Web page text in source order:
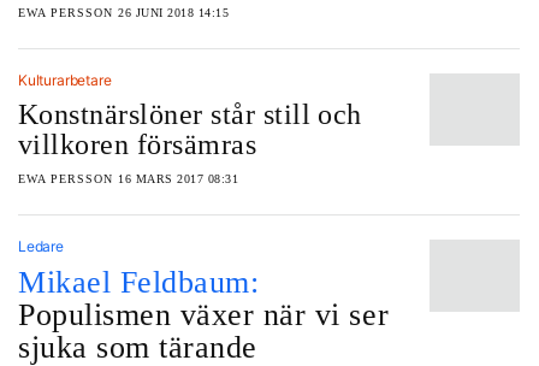
EWA PERSSON 26 JUNI 2018 14:15
Kulturarbetare
Konstnärslöner står still och
villkoren försämras
EWA PERSSON 16 MARS 2017 08:31
Ledare
Mikael Feldbaum:
Populismen växer när vi ser
sjuka som tärande